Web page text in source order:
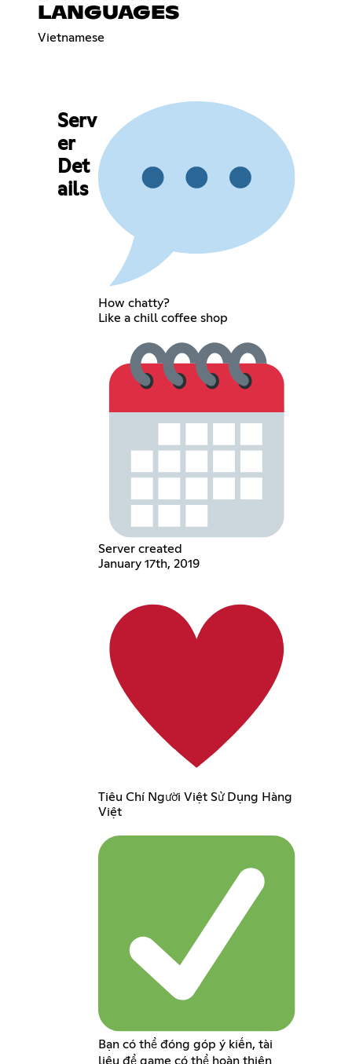
LANGUAGES
Vietnamese
Serv
er
Det
ails
How chatty?
Like a chill coffee shop
Server created
January 17th, 2019
Tiêu Chí Người Việt Sử Dụng Hàng
Việt
Bạn có thể đóng góp ý kiến, tài
liệu để game có thể hoàn thiện